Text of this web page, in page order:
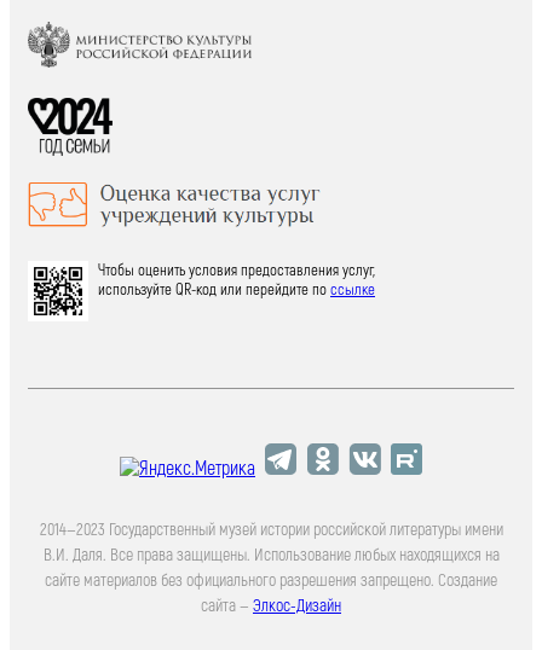
Чтобы оценить условия предоставления услуг,
используйте QR-код или перейдите поссылке
2014—2023 Государственный музей истории российской литературы имени
В.И. Даля. Все права защищены. Использование любых находящихся на
сайте материалов без официального разрешения запрещено. Создание
сайта — Элкос-Дизайн